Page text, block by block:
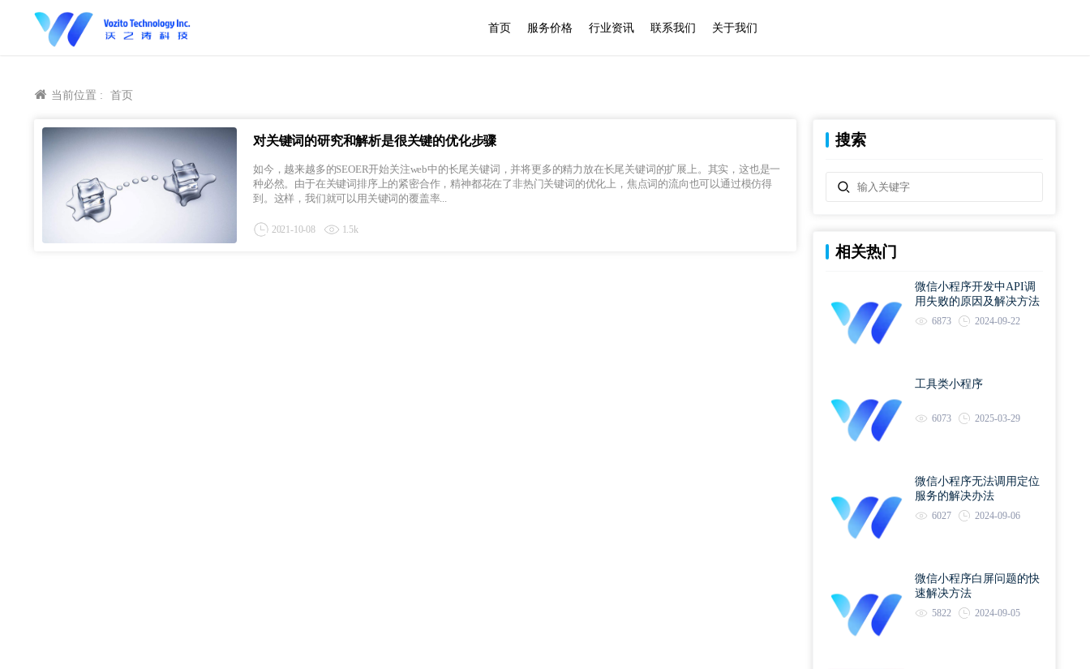
首页 服务价格 行业资讯 联系我们 关于我们
当前位置 : 首页
搜索
相关热门
微信小程序开发中API调
用失败的原因及解决方法
6873 2024-09-22
工具类小程序
6073 2025-03-29
微信小程序无法调用定位
服务的解决办法
6027 2024-09-06
微信小程序白屏问题的快
速解决方法
5822 2024-09-05
对关键词的研究和解析是很关键的优化步骤
如今，越来越多的SEOER开始关注web中的长尾关键词，并将更多的精力放在长尾关键词的扩展上。其实，这也是一
种必然。由于在关键词排序上的紧密合作，精神都花在了非热门关键词的优化上，焦点词的流向也可以通过模仿得
到。这样，我们就可以用关键词的覆盖率...
2021-10-08 1.5k